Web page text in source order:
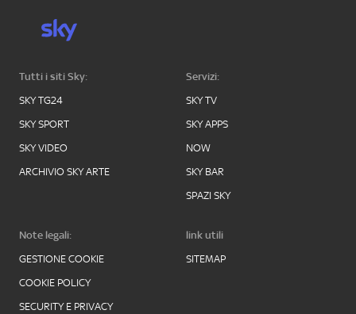
Tutti i siti Sky:
SKY TG24
SKY SPORT
SKY VIDEO
ARCHIVIO SKY ARTE
Servizi:
SKY TV
SKY APPS
NOW
SKY BAR
SPAZI SKY
Note legali:
GESTIONE COOKIE
COOKIE POLICY
SECURITY E PRIVACY
link utili
SITEMAP